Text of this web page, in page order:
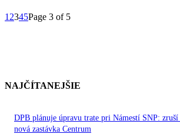
1 2345Page 3 of 5
NAJČÍTANEJŠIE
DPB plánuje úpravu trate pri Námestí SNP:
nová zastávka Centrum